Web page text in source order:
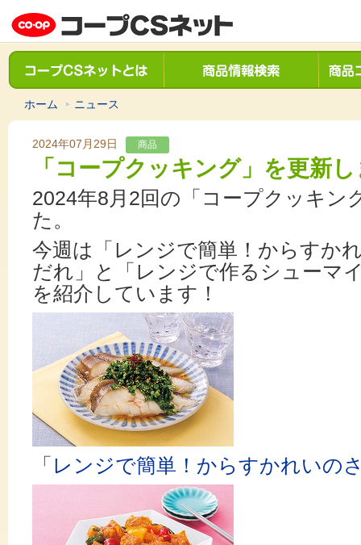
ホーム ニュース
2024年07月29日 商品
「コープクッキング」を更新
2024年8月2回の「コープクッキン
た。
今週は「レンジで簡単！からすか
だれ」と「レンジで作るシューマ
を紹介しています！
「 レンジで簡単！からすかれいの